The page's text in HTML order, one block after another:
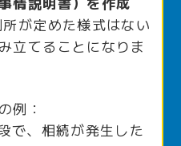
が定めた様式はない
立てることになりま
例：
で、相続が発生した